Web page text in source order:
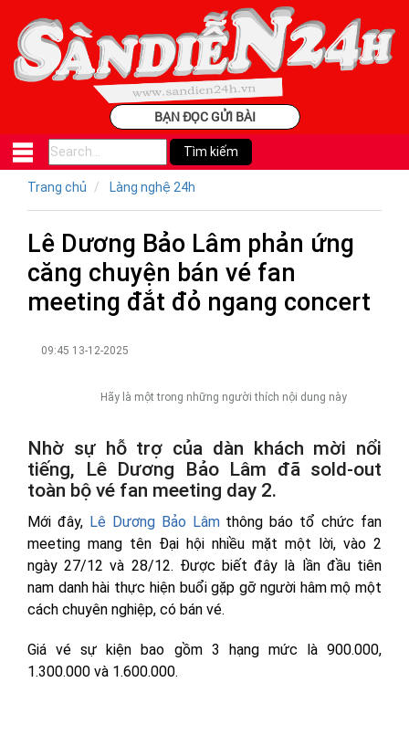
BẠN ĐỌC GỬI BÀI
Trang chủ Làng nghệ 24h
Lê Dương Bảo Lâm phản ứng
căng chuyện bán vé fan
meeting đắt đỏ ngang concert
09:45 13-12-2025
Hãy là một trong những người thích nội dung này
Nhờ sự hỗ trợ của dàn khách mời nổi
tiếng, Lê Dương Bảo Lâm đã sold-out
toàn bộ vé fan meeting day 2.
Mới đây, Lê Dương Bảo Lâm thông báo tổ chức fan
meeting mang tên Đại hội nhiều mặt một lời, vào 2
ngày 27/12 và 28/12. Được biết đây là lần đầu tiên
nam danh hài thực hiện buổi gặp gỡ người hâm mộ một
cách chuyên nghiệp, có bán vé.
Giá vé sự kiện bao gồm 3 hạng mức là 900.000,
1.300.000 và 1.600.000.